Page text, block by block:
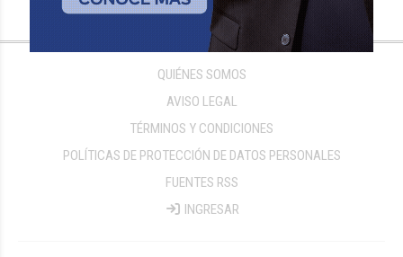
QUIÉNES SOMOS
AVISO LEGAL
TÉRMINOS Y CONDICIONES
POLÍTICAS DE PROTECCIÓN DE DATOS PERSONALES
FUENTES RSS
INGRESAR